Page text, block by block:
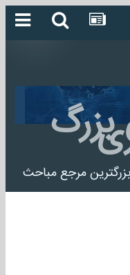
مرجع مباحث